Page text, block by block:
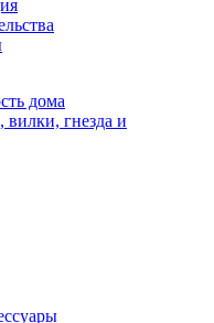
дома
вилки, гнезда и